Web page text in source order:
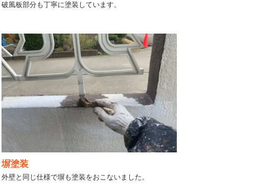
破風板部分も丁寧に塗装しています。
塀塗装
外壁と同じ仕様で塀も塗装をおこないました。